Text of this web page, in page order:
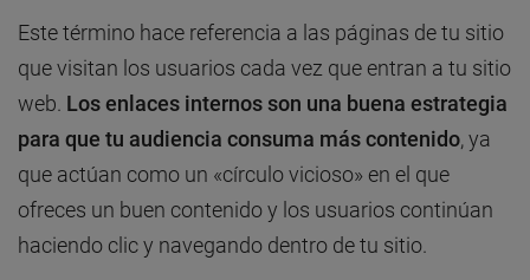
Este término hace referencia a las páginas de tu sitio
que visitan los usuarios cada vez que entran a tu sitio
web. Los enlaces internos son una buena estrategia
para que tu audiencia consuma más contenido, ya
que actúan como un «círculo vicioso» en el que
ofreces un buen contenido y los usuarios continúan
haciendo clic y navegando dentro de tu sitio.